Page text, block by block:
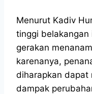
Menurut Kadiv
tinggi belakangan
gerakan
karenanya,
diharapkan dapat
dampak